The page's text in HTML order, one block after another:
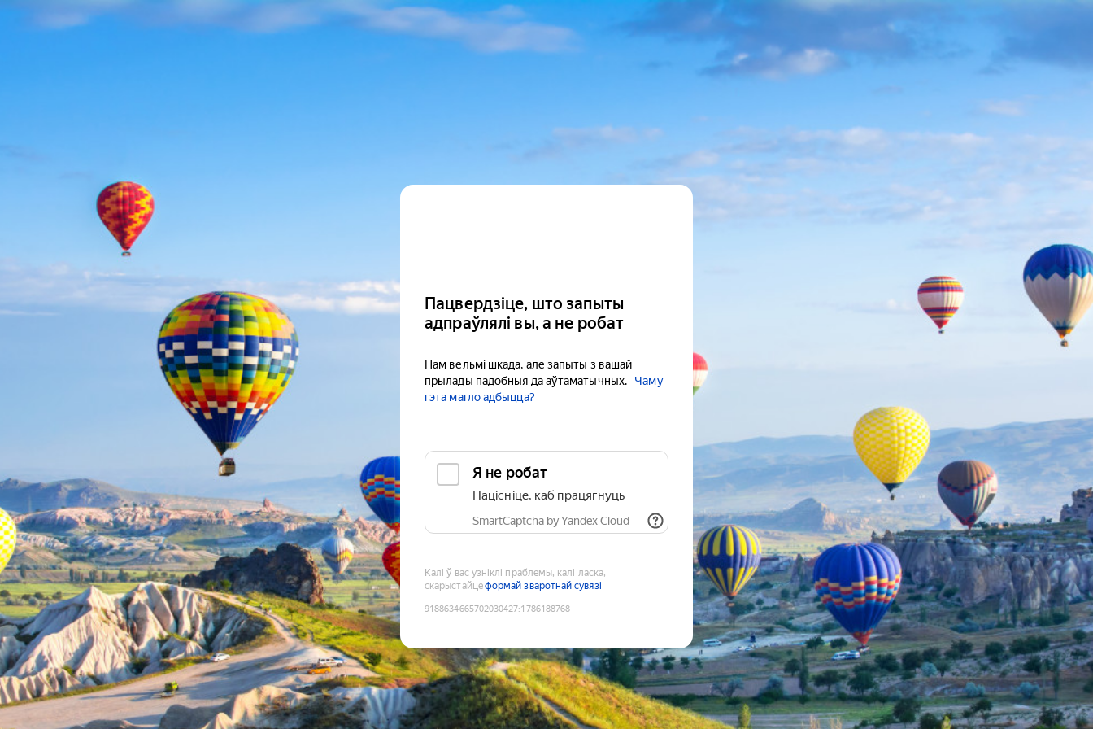
Пацвердзіце, што запыты
адпраўлялі вы, а не робат
Нам вельмі шкада, але запыты з вашай
прылады падобныя да аўтаматычных.
Чаму
гэта магло адбыцца?
Я не робат
Націсніце, каб працягнуць
SmartCaptcha by Yandex Cloud
Калі ў вас узніклі праблемы, калі ласка,
скарыстайцеформай зваротнай сувязі
9188634665702030427:1786188768